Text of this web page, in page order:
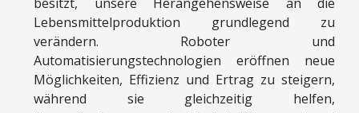
Lebensmittelproduktion grundlegend zu
verändern. Roboter und
Automatisierungstechnologien eröffnen neue
Möglichkeiten, Effizienz und Ertrag zu steigern,
während sie gleichzeitig helfen,